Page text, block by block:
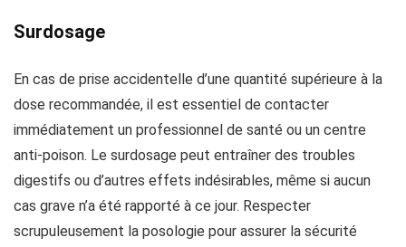
Surdosage
En cas de prise accidentelle d’une quantité supérieure à la
dose recommandée, il est essentiel de contacter
immédiatement un professionnel de santé ou un centre
anti-poison. Le surdosage peut entraîner des troubles
digestifs ou d’autres effets indésirables, même si aucun
cas grave n’a été rapporté à ce jour. Respecter
scrupuleusement la posologie pour assurer la sécurité